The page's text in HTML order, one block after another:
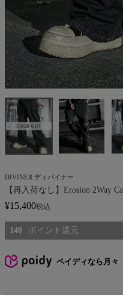
DIVINER ディバイナー
【再入荷なし】Erosion 2Way
¥15,400税込
140
ペイディなら月々